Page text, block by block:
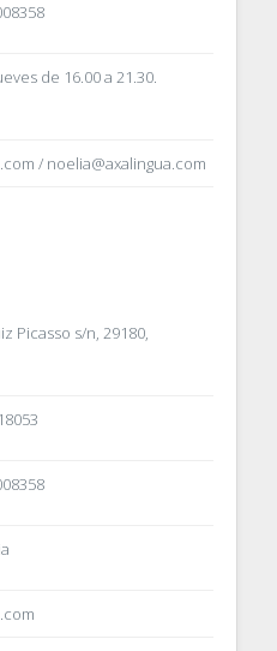
de 16.00 a 21.30.
/ noelia@axalingua.com
Picasso s/n, 29180,